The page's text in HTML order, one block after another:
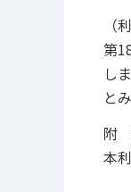
（
第
し
と
附
本